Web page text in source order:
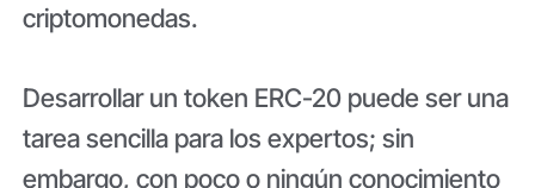
criptomonedas.
Desarrollar un token ERC-20 puede ser una
tarea sencilla para los expertos; sin
embargo, con poco o ningún conocimiento